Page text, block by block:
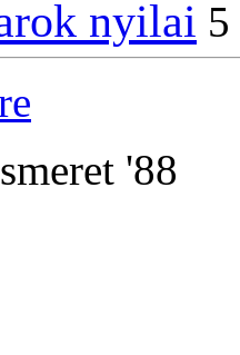
nyilai 5
'88